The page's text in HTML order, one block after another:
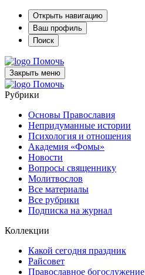
Открыть навигацию
Ваш профиль
Поиск
Помочь
Закрыть меню
Помочь
Рубрики
Основы Православия
Непридуманные истории
Психология и отношения
Академия «Фомы»
Новости
Вопросы священнику
Молитвослов
Все материалы
Все рубрики
Подписка на журнал
Коллекции
Какой сегодня праздник
Райсовет
Православное богослужение